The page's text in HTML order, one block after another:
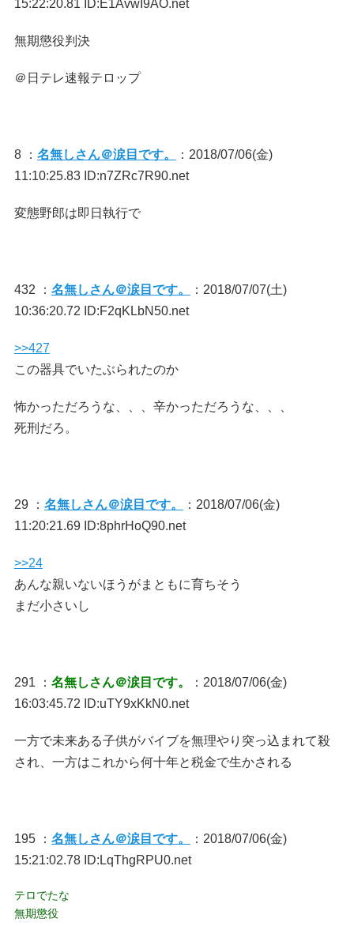
15:22:20.81 ID:E1AvwI9AO.net
無期懲役判決
＠日テレ速報テロップ
8 ： 名無しさん＠涙目です。
：2018/07/06(金)
11:10:25.83 ID:n7ZRc7R90.net
変態野郎は即日執行で
432 ： 名無しさん＠涙目です。
：2018/07/07(土)
10:36:20.72 ID:F2qKLbN50.net
>>427
この器具でいたぶられたのか
怖かっただろうな、、、辛かっただろうな、、、
死刑だろ。
29 ： 名無しさん＠涙目です。
：2018/07/06(金)
11:20:21.69 ID:8phrHoQ90.net
>>24
あんな親いないほうがまともに育ちそう
まだ小さいし
291 ： 名無しさん＠涙目です。
：2018/07/06(金)
16:03:45.72 ID:uTY9xKkN0.net
一方で未来ある子供がバイブを無理やり突っ込まれて殺
され、一方はこれから何十年と税金で生かされる
195 ： 名無しさん＠涙目です。
：2018/07/06(金)
15:21:02.78 ID:LqThgRPU0.net
テロでたな
無期懲役